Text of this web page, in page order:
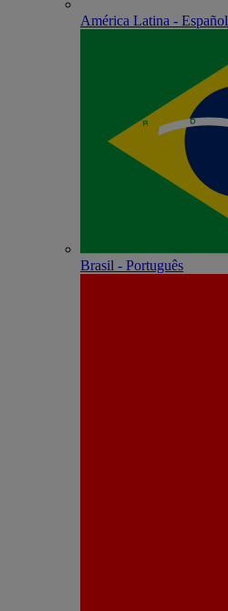
América Latina - Español
Brasil - Português